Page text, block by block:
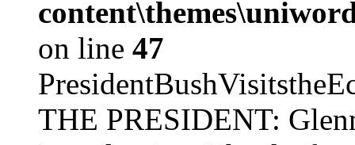
on line 47
THE PRESIDENT: